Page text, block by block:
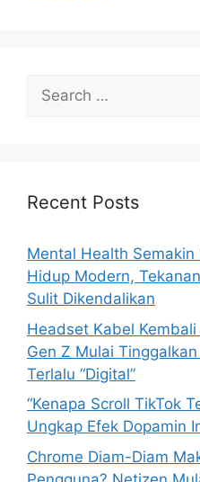
h
r
:
Recent Posts
Mental Health
Hidup Modern,
Sulit Dikendalikan
Headset Kabel
Gen Z Mulai
Terlalu “Digital”
“Kenapa Scroll TikTok
Ungkap Efek Dopamin
Chrome Diam-Diam